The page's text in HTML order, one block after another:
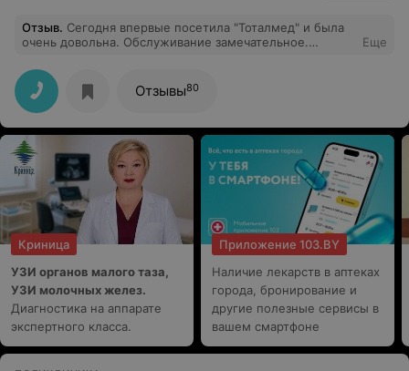
Отзыв. Сегодня впервые посетила "Тоталмед" и была
очень довольна. Обслуживание замечательное.
Вячеславе Анатольевиче. Кроме того, что сделала УЗИ,
получила полную консультацию. Доктор досконально
разобрался в моей ситуации, подробно и доступно все
объяснил. Хотелось бы, чтобы все врачи так работали.
Спасибо!
Еще
Отзывы80
Криница
УЗИ органов малого таза,
УЗИ молочных желез.
Диагностика на аппарате
экспертного класса.
Приложение 103.BY
Наличие лекарств в аптеках
города, бронирование и
другие полезные сервисы в
вашем смартфоне